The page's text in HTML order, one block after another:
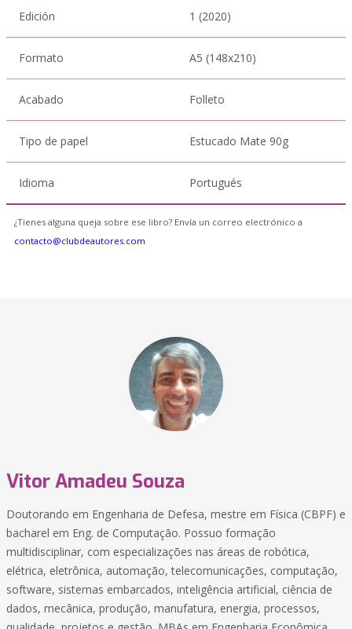
Edición 1 (2020)
Formato A5 (148x210)
Acabado Folleto
Tipo de papel Estucado Mate 90g
Idioma Portugués
¿Tienes alguna queja sobre ese libro? Envía un correo electrónico a
contacto@clubdeautores.com
Vitor Amadeu Souza
Doutorando em Engenharia de Defesa, mestre em Física (CBPF) e
bacharel em Eng. de Computação. Possuo formação
multidisciplinar, com especializações nas áreas de robótica,
elétrica, eletrônica, automação, telecomunicações, computação,
software, sistemas embarcados, inteligência artificial, ciência de
dados, mecânica, produção, manufatura, energia, processos,